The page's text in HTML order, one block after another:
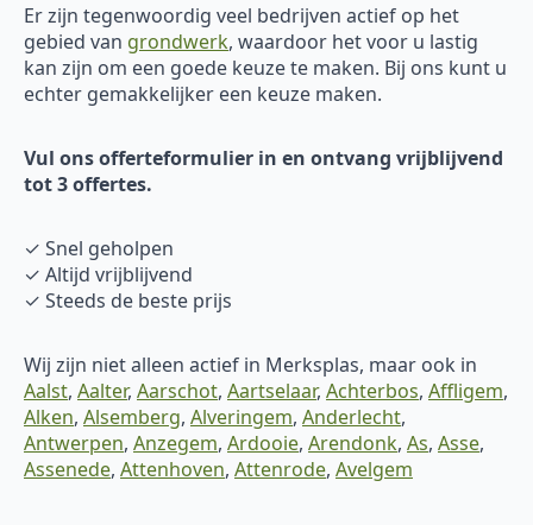
Er zijn tegenwoordig veel bedrijven actief op het
gebied van grondwerk, waardoor het voor u lastig
kan zijn om een goede keuze te maken. Bij ons kunt u
echter gemakkelijker een keuze maken.
Vul ons offerteformulier in en ontvang vrijblijvend
tot 3 offertes.
✓ Snel geholpen
✓ Altijd vrijblijvend
✓ Steeds de beste prijs
Wij zijn niet alleen actief in Merksplas, maar ook in
Aalst, Aalter, Aarschot, Aartselaar, Achterbos, Affligem,
Alken, Alsemberg, Alveringem, Anderlecht,
Antwerpen, Anzegem, Ardooie, Arendonk, As, Asse,
Assenede, Attenhoven, Attenrode, Avelgem